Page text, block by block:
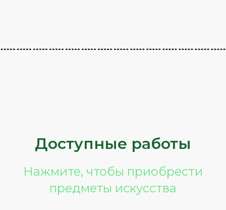
Доступные работы
Нажмите, чтобы приобрести
предметы искусства